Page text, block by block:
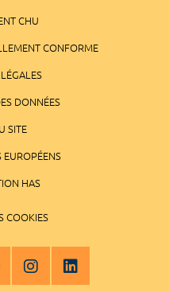
CHU
CONFORME
DONNÉES
SITE
EUROPÉENS
HAS
COOKIES